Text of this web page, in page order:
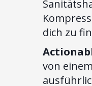
dich zu
von